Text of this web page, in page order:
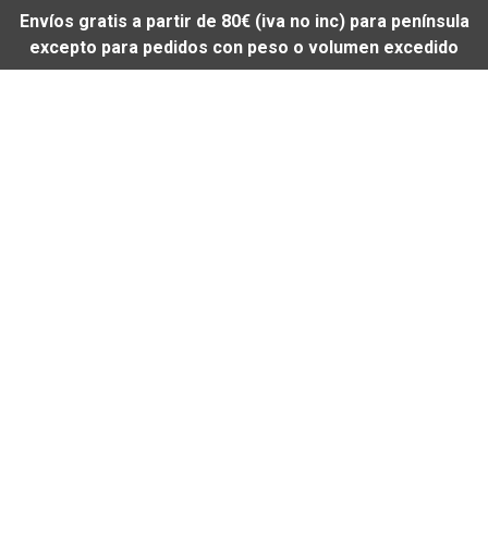
Envíos gratis a partir de 80€ (iva no inc) para península
excepto para pedidos con peso o volumen excedido